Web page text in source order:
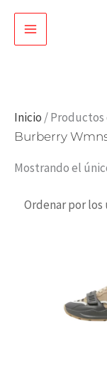
Inicio / Productos
Burberry
Mostrando el